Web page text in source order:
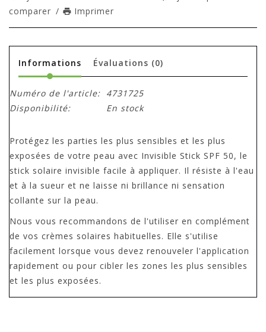
comparer / Imprimer
Informations Évaluations (0)
Numéro de l'article: 4731725
Disponibilité:
En stock
Protégez les parties les plus sensibles et les plus
exposées de votre peau avec Invisible Stick SPF 50, le
stick solaire invisible facile à appliquer. Il résiste à l'eau
et à la sueur et ne laisse ni brillance ni sensation
collante sur la peau.
Nous vous recommandons de l'utiliser en complément
de vos crèmes solaires habituelles. Elle s'utilise
facilement lorsque vous devez renouveler l'application
rapidement ou pour cibler les zones les plus sensibles
et les plus exposées.